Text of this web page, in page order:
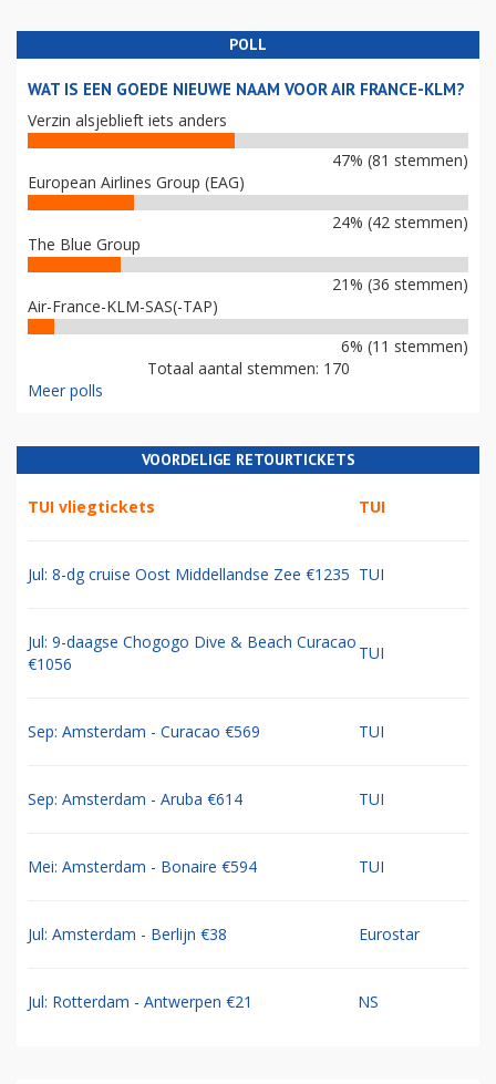
POLL
WAT IS EEN GOEDE NIEUWE NAAM VOOR AIR FRANCE-KLM?
Verzin alsjeblieft iets anders
47% (81 stemmen)
European Airlines Group (EAG)
24% (42 stemmen)
The Blue Group
21% (36 stemmen)
Air-France-KLM-SAS(-TAP)
6% (11 stemmen)
Totaal aantal stemmen: 170
Meer polls
VOORDELIGE RETOURTICKETS
TUI vliegtickets TUI
Jul: 8-dg cruise Oost Middellandse Zee €1235 TUI
Jul: 9-daagse Chogogo Dive & Beach Curacao
€1056
TUI
Sep: Amsterdam - Curacao €569 TUI
Sep: Amsterdam - Aruba €614 TUI
Mei: Amsterdam - Bonaire €594 TUI
Jul: Amsterdam - Berlijn €38 Eurostar
Jul: Rotterdam - Antwerpen €21 NS